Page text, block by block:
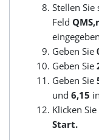
Stellen Sie
Feld
Geben Sie
Geben Sie
Geben Sie
und6,15
Klicken
Start.